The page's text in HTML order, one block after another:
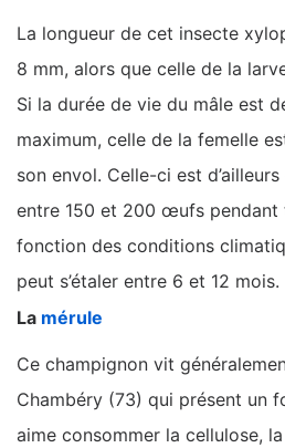
La longueur de cet insecte
8 mm, alors que celle de la
Si la durée de vie du mâle est
maximum, celle de la femelle
son envol. Celle-ci est
entre 150 et 200 œufs pendant
fonction des conditions
peut s’étaler entre 6 et 12 mois.
La mérule
Ce champignon vit
Chambéry (73) qui présent un
aime consommer la cellulose,